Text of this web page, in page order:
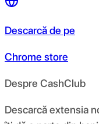
Descarcă de pe
Chrome store
Despre CashClub
Descarcă extensia